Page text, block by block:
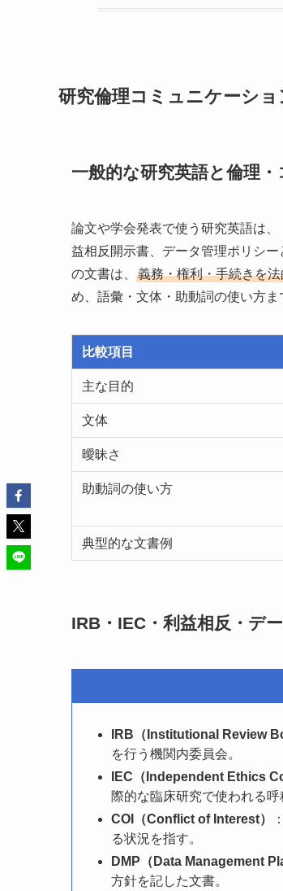
研究倫理コミュニケーシ
一般的な研究英語と倫理
論文や学会発表で使う研究英語は
益相反開示書、データ管理ポリシ
の文書は、
義務・権利・手続きを
め、語彙・文体・助動詞の使い方
比較項目
主な目的
文体
曖昧さ
助動詞の使い方
典型的な文書例
IRB・IEC・利益相反・デ
IRB（Institutional Review
を行う機関内委員会。
IEC（Independent Ethics
際的な臨床研究で使われる呼
COI（Conflict of Interest）
る状況を指す。
DMP（Data Management
方針を記した文書。